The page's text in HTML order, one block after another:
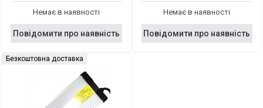
Немає в наявності
Повідомити про наявність
Немає в наявності
Повідомити про наявність
Безкоштовна доставка